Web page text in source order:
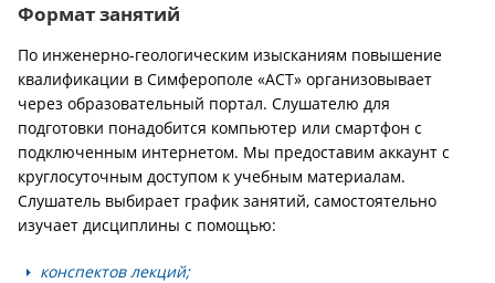
Формат занятий
По инженерно-геологическим изысканиям повышение
квалификации в Симферополе «АСТ» организовывает
через образовательный портал. Слушателю для
подготовки понадобится компьютер или смартфон с
подключенным интернетом. Мы предоставим аккаунт с
круглосуточным доступом к учебным материалам.
Слушатель выбирает график занятий, самостоятельно
изучает дисциплины с помощью:
конспектов лекций;